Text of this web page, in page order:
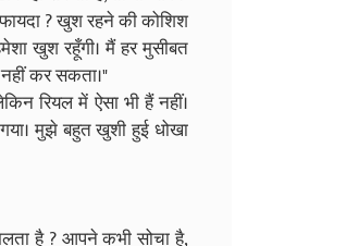
? खुश रहने की कोशिश
खुश रहूँगी। मैं हर मुसीबत
कर सकता।"
रियल में ऐसा भी हैं नहीं।
मुझे बहुत खुशी हुई धोखा
है ? आपने कभी सोचा है,